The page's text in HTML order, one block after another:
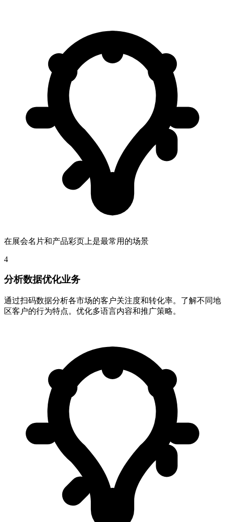
在展会名片和产品彩页上是最常用的场景
4
分析数据优化业务
通过扫码数据分析各市场的客户关注度和转化率。了解不同地
区客户的行为特点。优化多语言内容和推广策略。